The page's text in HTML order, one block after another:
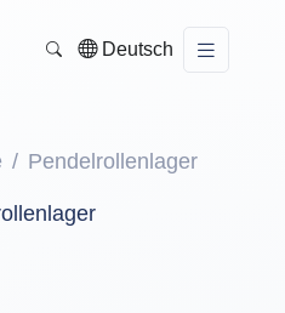
Deutsch
Pendelrollenlager